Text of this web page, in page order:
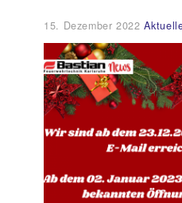
15. Dezember 2022